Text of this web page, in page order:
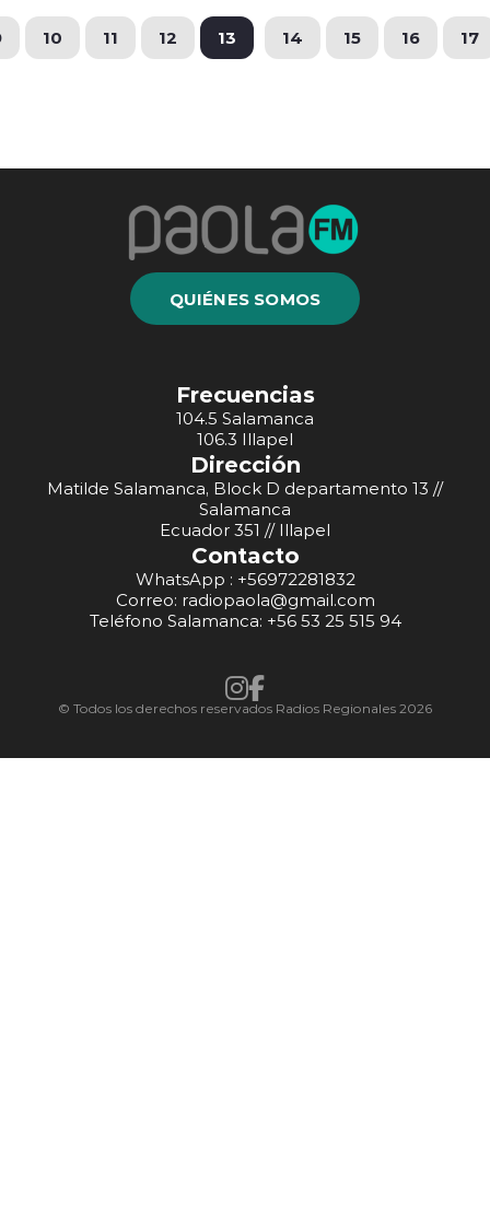
10 11 12 13 14 15 16 17
QUIÉNES SOMOS
Frecuencias
104.5 Salamanca
106.3 Illapel
Dirección
Matilde Salamanca, Block D departamento 13 //
Salamanca
Ecuador 351 // Illapel
Contacto
WhatsApp : +56972281832
Correo: radiopaola@gmail.com
Teléfono Salamanca: +56 53 25 515 94
© Todos los derechos reservados Radios Regionales 2026